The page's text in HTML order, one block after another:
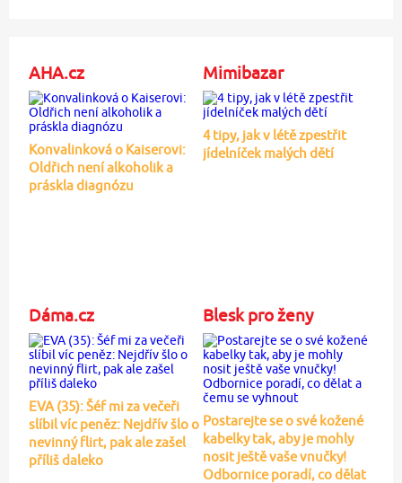
AHA.cz
Konvalinková o Kaiserovi:
Oldřich není alkoholik a
práskla diagnózu
Mimibazar
4 tipy, jak v létě zpestřit
jídelníček malých dětí
Dáma.cz
EVA (35): Šéf mi za večeři
slíbil víc peněz: Nejdřív šlo o
nevinný flirt, pak ale zašel
příliš daleko
Blesk pro ženy
Postarejte se o své kožené
kabelky tak, aby je mohly
nosit ještě vaše vnučky!
Odbornice poradí, co dělat